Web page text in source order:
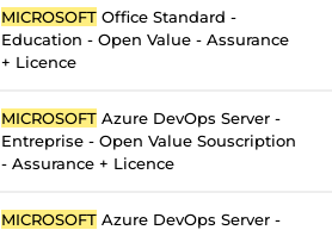
MICROSOFT Office Standard -
Education - Open Value - Assurance
+ Licence
MICROSOFT Azure DevOps Server -
Entreprise - Open Value Souscription
- Assurance + Licence
MICROSOFT Azure DevOps Server -